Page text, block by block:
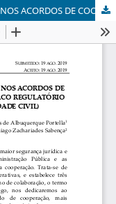
O FETICHE DO CHAMAMENTO PÚBLICO NOS ACORDOS DE COOPERAÇÃO DA LEI Nº 13.019/2014